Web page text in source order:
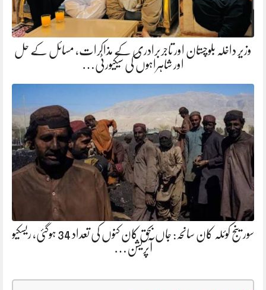
وزیر داخلہ بلوچستان اور تاجربرادری کے مذاکرات، مسائل کے حل
اور شاہراہوں کی سیکیورٹی…
سورینج کوئلہ کان سانحہ: جاں بحق کان کنوں کی تعداد 34 ہوگئی، ریسکیو
آپریشن…